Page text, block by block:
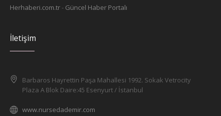
Herhaberi.com.tr- Güncel Haber Portalı
İletişim
Barbaros Hayrettin Paşa Mahallesi 1992. Sokak Vetrocity
Plaza A Blok Daire:45 Esenyurt / İstanbul
www.nursedademir.com